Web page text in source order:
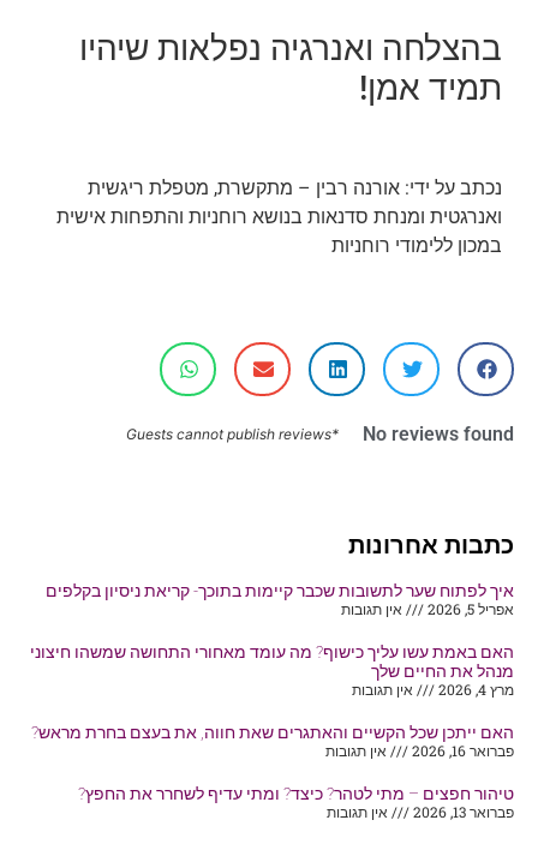
כתבות אחרונות
איך לפתוח שער לתשובות שכבר קיימות בתוכך- קריאת ניסיון בקלפים
אפריל 5, 2026
אין תגובות
האם באמת עשו עליך כישוף? מה עומד מאחורי התחושה שמשהו חיצוני
מנהל את החיים שלך
מרץ 4, 2026
אין תגובות
האם ייתכן שכל הקשיים והאתגרים שאת חווה, את בעצם בחרת מראש?
פברואר 16, 2026
אין תגובות
טיהור חפצים – מתי לטהר? כיצד? ומתי עדיף לשחרר את החפץ?
פברואר 13, 2026
אין תגובות
בהצלחה ואנרגיה נפלאות שיהיו
תמיד אמן!
נכתב על ידי: אורנה רבין – מתקשרת, מטפלת ריגשית
ואנרגטית ומנחת סדנאות בנושא רוחניות והתפחות אישית
במכון ללימודי רוחניות
No reviews found
*Guests cannot publish reviews